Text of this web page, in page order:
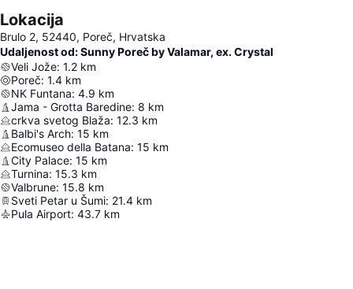
Lokacija
Brulo 2, 52440, Poreč, Hrvatska
Udaljenost od: Sunny Poreč by Valamar, ex. Crystal
Veli Jože: 1.2 km
Poreč: 1.4 km
NK Funtana: 4.9 km
Jama - Grotta Baredine: 8 km
crkva svetog Blaža: 12.3 km
Balbi's Arch: 15 km
Ecomuseo della Batana: 15 km
City Palace: 15 km
Turnina: 15.3 km
Valbrune: 15.8 km
Sveti Petar u Šumi: 21.4 km
Pula Airport: 43.7 km